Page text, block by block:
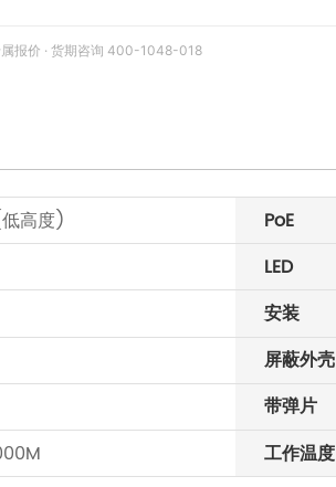
属报价 · 货期咨询 400-1048-018
高度)
PoE
LED
安装
屏蔽外壳
带弹片
工作温度